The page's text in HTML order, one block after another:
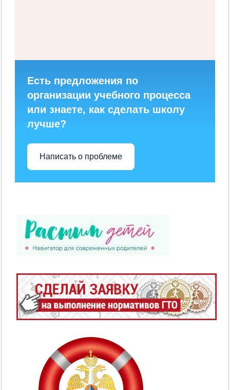
Есть предложения по
организации учебного процесса
или знаете, как сделать школу
лучше?
Написать о проблеме